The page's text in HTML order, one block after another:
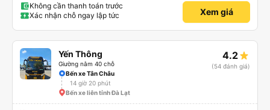
điểm dừng, họ đánh thức chúng tôi dậy và đảm bảo chúng tôi đã sẵn sàng.
Nhìn chung, đó là một trải nghiệm tốt. Mỗi giường đều có gối và chăn, và đủ
chỗ cho 1 người lớn và 1 trẻ em nằm thoải mái.
Không cần thanh toán trước
Xác nhận chỗ ngay lập tức
Xem giá
Yến Thông
Giường nằm 40 chỗ
4.2
(54 đánh giá)
Bến xe Tân Châu
14 giờ 20 phút
Bến xe liên tỉnh Đà Lạt